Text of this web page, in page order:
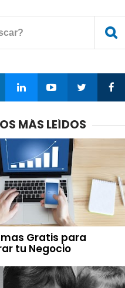
MÁS LEÍDOS
Gratis para
tu Negocio